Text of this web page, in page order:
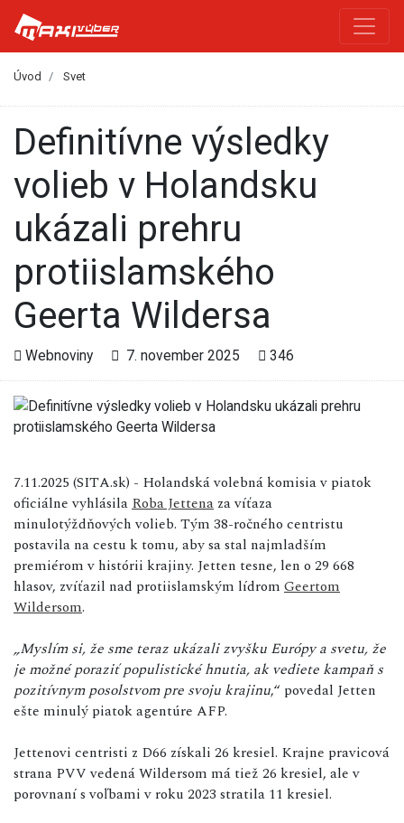
Úvod Svet
Definitívne výsledky
volieb v Holandsku
ukázali prehru
protiislamského
Geerta Wildersa
Webnoviny 7. november 2025 346
7.11.2025 (SITA.sk) - Holandská volebná komisia v piatok
oficiálne vyhlásila Roba Jettena za víťaza
minulotýždňových volieb. Tým 38-ročného centristu
postavila na cestu k tomu, aby sa stal najmladším
premiérom v histórii krajiny. Jetten tesne, len o 29 668
hlasov, zvíťazil nad protiislamským lídrom Geertom
Wildersom.
„Myslím si, že sme teraz ukázali zvyšku Európy a svetu, že
je možné poraziť populistické hnutia, ak vediete kampaň s
pozitívnym posolstvom pre svoju krajinu,“ povedal Jetten
ešte minulý piatok agentúre AFP.
Jettenovi centristi z D66 získali 26 kresiel. Krajne pravicová
strana PVV vedená Wildersom má tiež 26 kresiel, ale v
porovnaní s voľbami v roku 2023 stratila 11 kresiel.